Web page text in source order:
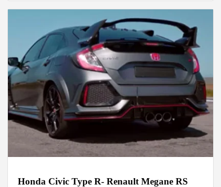
Honda Civic Type R- Renault Megane RS